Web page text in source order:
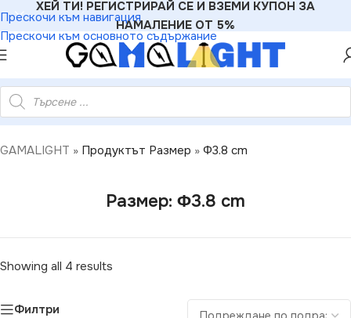
Прескочи към навигация
Прескочи към основното съдържание
ХЕЙ ТИ! РЕГИСТРИРАЙ СЕ И ВЗЕМИ КУПОН ЗА
НАМАЛЕНИЕ ОТ 5%
GAMALIGHT » Продуктът Размер » Φ3.8 cm
Размер: Φ3.8 cm
Showing all 4 results
Филтри